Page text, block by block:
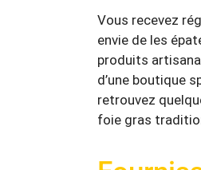
Vous recevez
envie de les
produits
d’une boutique
retrouvez
foie gras